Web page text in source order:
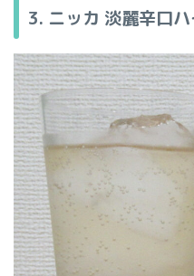
3. ニッカ 淡麗辛口